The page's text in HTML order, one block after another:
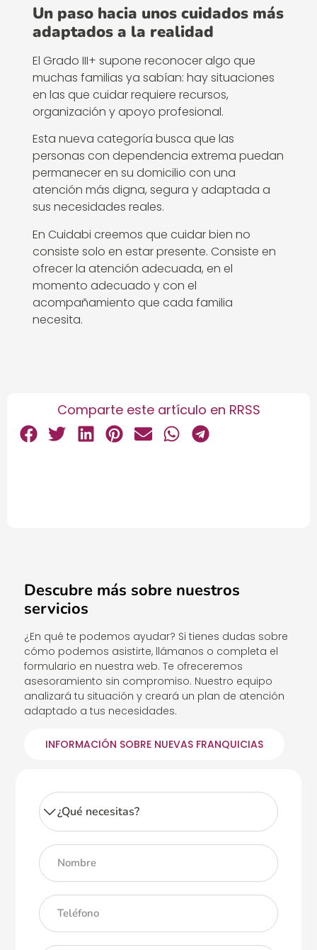
Un paso hacia unos cuidados más
adaptados a la realidad
El Grado III+ supone reconocer algo que
muchas familias ya sabían: hay situaciones
en las que cuidar requiere recursos,
organización y apoyo profesional.
Esta nueva categoría busca que las
personas con dependencia extrema puedan
permanecer en su domicilio con una
atención más digna, segura y adaptada a
sus necesidades reales.
En Cuidabi creemos que cuidar bien no
consiste solo en estar presente. Consiste en
ofrecer la atención adecuada, en el
momento adecuado y con el
acompañamiento que cada familia
necesita.
Comparte este artículo en RRSS
Descubre más sobre nuestros
servicios
¿En qué te podemos ayudar? Si tienes dudas sobre
cómo podemos asistirte, llámanos o completa el
formulario en nuestra web. Te ofreceremos
asesoramiento sin compromiso. Nuestro equipo
analizará tu situación y creará un plan de atención
adaptado a tus necesidades.
INFORMACIÓN SOBRE NUEVAS FRANQUICIAS